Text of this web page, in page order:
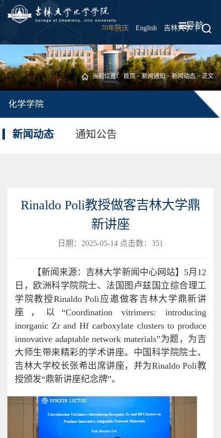
70年院庆 English 吉林大学 |
导航
当前位置：首页>新闻通知>新闻动态> 正文
化学学院
新闻动态 通知公告
Rinaldo Poli教授做客吉林大学鼎
新讲座
日期：2025-05-14 点击数： 351
【新闻来源：吉林大学新闻中心网站】5月12
日，欧洲科学院院士、法国图卢兹国立综合理工
学院教授Rinaldo Poli应邀做客吉林大学鼎新讲
座，以“Coordination vitrimers: introducing
inorganic Zr and Hf carboxylate clusters to produce
innovative adaptable network materials”为题，为吉
大师生带来精彩的学术讲座。中国科学院院士、
吉林大学校长张希出席讲座，并为Rinaldo Poli教
授颁发“鼎新讲座纪念牌”。